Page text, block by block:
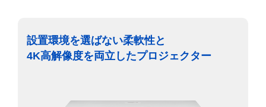
設置環境を選ばない柔軟性と
4K高解像度を両立したプロジェクター